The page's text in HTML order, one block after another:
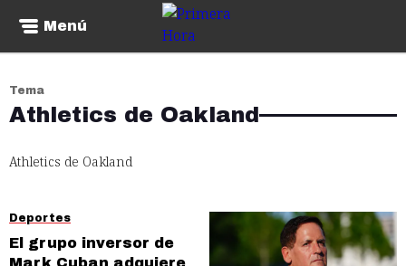
Menú
Tema
Athletics de Oakland
Athletics de Oakland
Deportes
El grupo inversor de
Mark Cuban adquiere